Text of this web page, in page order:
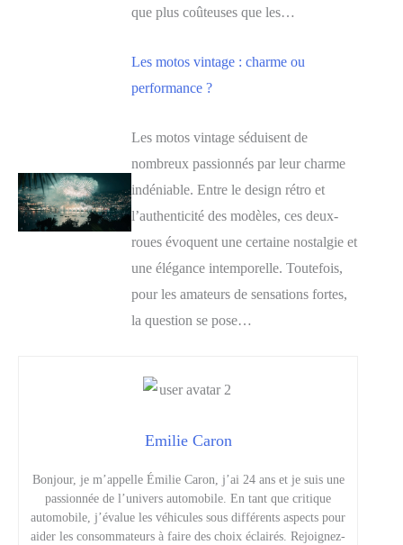
que plus coûteuses que les…
Les motos vintage : charme ou
performance ?
Les motos vintage séduisent de
nombreux passionnés par leur charme
indéniable. Entre le design rétro et
l’authenticité des modèles, ces deux-
roues évoquent une certaine nostalgie et
une élégance intemporelle. Toutefois,
pour les amateurs de sensations fortes,
la question se pose…
Emilie Caron
Bonjour, je m’appelle Émilie Caron, j’ai 24 ans et je suis une
passionnée de l’univers automobile. En tant que critique
automobile, j’évalue les véhicules sous différents aspects pour
aider les consommateurs à faire des choix éclairés. Rejoignez-